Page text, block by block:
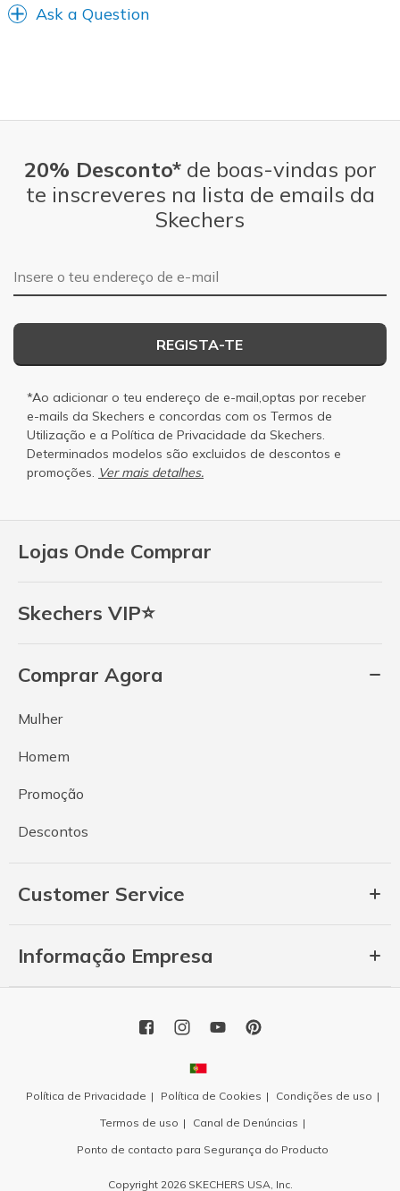
Ask a Question
Lojas Onde Comprar
Skechers VIP⭐
Comprar Agora
Mulher
Homem
Promoção
Descontos
Customer Service
Informação Empresa
20% Desconto*de boas-vindas por
te inscreveres na lista de emails da
Skechers
Endereço de e-mail
REGISTA-TE
*Ao adicionar o teu endereço de e-mail,optas por receber
e-mails da Skechers e concordas com os Termos de
Utilização e a Política de Privacidade da Skechers.
Determinados modelos são excluidos de descontos e
promoções. Ver mais detalhes.
Política de Privacidade Política de Cookies
Condições de uso
Termos de uso
Canal de Denúncias
Ponto de contacto para Segurança do Producto
Copyright 2026 SKECHERS USA, Inc.